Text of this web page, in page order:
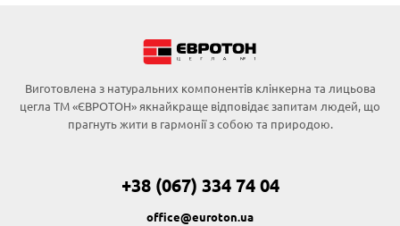
Виготовлена з натуральних компонентів клінкерна та лицьова
цегла ТМ «ЄВРОТОН» якнайкраще відповідає запитам людей, що
прагнуть жити в гармонії з собою та природою.
+38 (067) 334 74 04
office@euroton.ua